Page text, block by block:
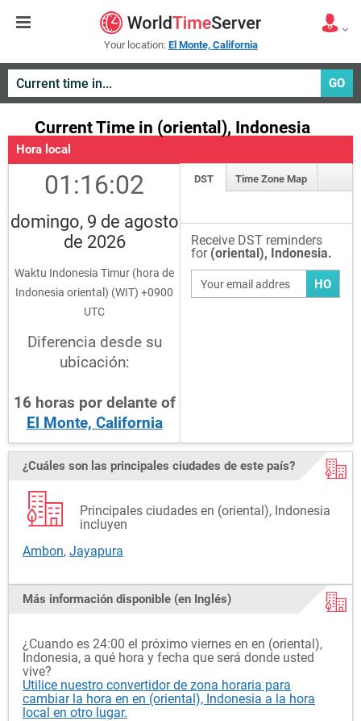
Your location: El Monte, California
GO
Current Time in (oriental), Indonesia
Hora local
01:16:02
domingo, 9 de agosto
de 2026
Waktu Indonesia Timur (hora de
Indonesia oriental) (WIT) +0900
UTC
Diferencia desde su
ubicación:
16 horas por delante of
El Monte, California
DST Time Zone Map
Receive DST reminders
for (oriental), Indonesia.
HO
¿Cuáles son las principales ciudades de este país?
Principales ciudades en (oriental), Indonesia
incluyen
Ambon, Jayapura
Más información disponible (en Inglés)
¿Cuando es 24:00 el próximo viernes en en (oriental),
Indonesia, a qué hora y fecha que será donde usted
vive?
Utilice nuestro convertidor de zona horaria para
cambiar la hora en en (oriental), Indonesia a la hora
local en otro lugar.